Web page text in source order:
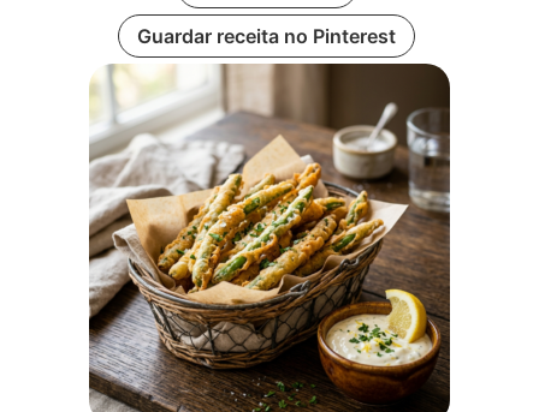
Guardar receita no Pinterest